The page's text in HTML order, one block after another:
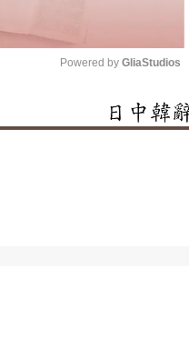
Mute
Powered by GliaStudios